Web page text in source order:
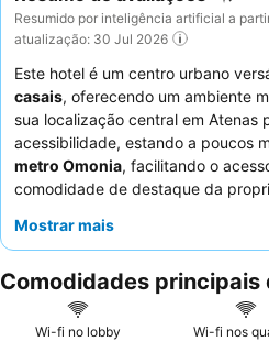
Resumido por inteligência artificial a
atualização: 30 Jul 2026
Este hotel é um centro urbano
casais, oferecendo um ambiente
sua localização central em Atenas
acessibilidade, estando a poucos
metro Omonia, facilitando o
comodidade de destaque da
da cidade e comida deliciosa. Os
simpatia, e o extensobuffet de
especialidades gregas. Para uma
hóspedes devem considerar
Mostrar mais
Comodidades principais
Wi-fi no lobby Wi-fi nos